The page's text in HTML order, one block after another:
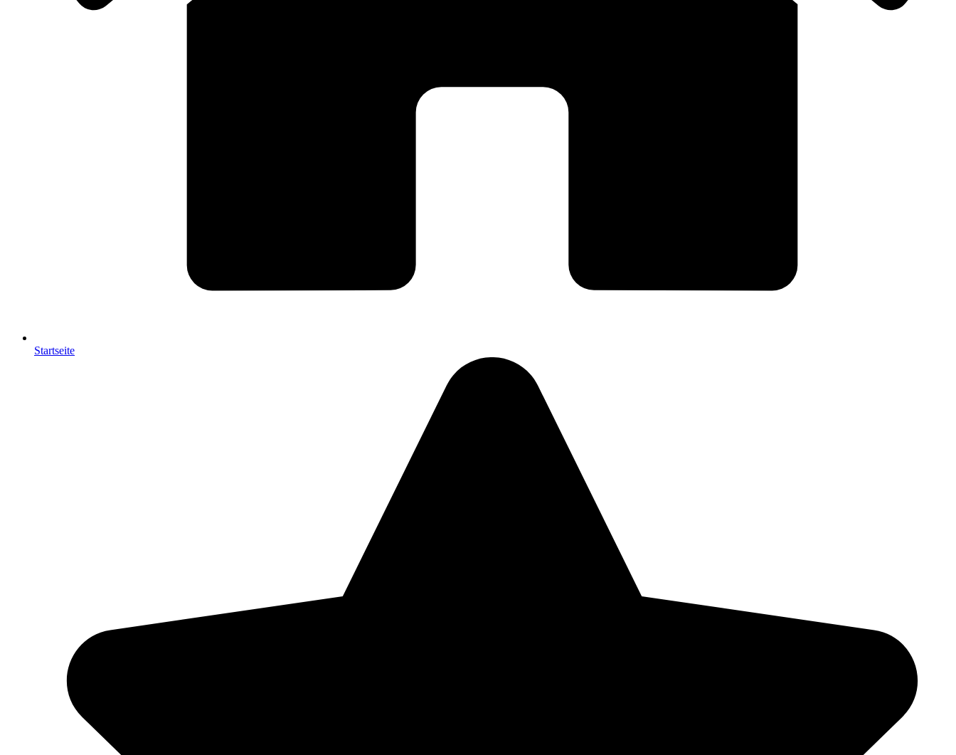
Startseite